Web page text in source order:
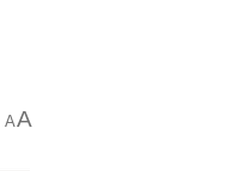
AA